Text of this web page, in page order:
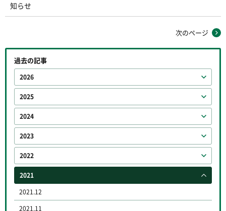
知らせ
次のページ
過去の記事
2026
2025
2024
2023
2022
2021
2021.12
2021.11